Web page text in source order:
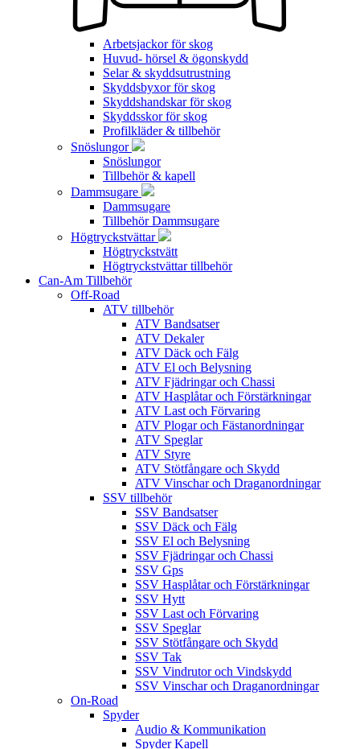
Arbetsjackor för skog
Huvud- hörsel & ögonskydd
Selar & skyddsutrustning
Skyddsbyxor för skog
Skyddshandskar för skog
Skyddsskor för skog
Profilkläder & tillbehör
Snöslungor
Snöslungor
Tillbehör & kapell
Dammsugare
Dammsugare
Tillbehör Dammsugare
Högtryckstvättar
Högtryckstvätt
Högtryckstvättar tillbehör
Can-Am Tillbehör
Off-Road
ATV tillbehör
ATV Bandsatser
ATV Dekaler
ATV Däck och Fälg
ATV El och Belysning
ATV Fjädringar och Chassi
ATV Hasplåtar och Förstärkningar
ATV Last och Förvaring
ATV Plogar och Fästanordningar
ATV Speglar
ATV Styre
ATV Stötfångare och Skydd
ATV Vinschar och Draganordningar
SSV tillbehör
SSV Bandsatser
SSV Däck och Fälg
SSV El och Belysning
SSV Fjädringar och Chassi
SSV Gps
SSV Hasplåtar och Förstärkningar
SSV Hytt
SSV Last och Förvaring
SSV Speglar
SSV Stötfångare och Skydd
SSV Tak
SSV Vindrutor och Vindskydd
SSV Vinschar och Draganordningar
On-Road
Spyder
Audio & Kommunikation
Spyder Kapell